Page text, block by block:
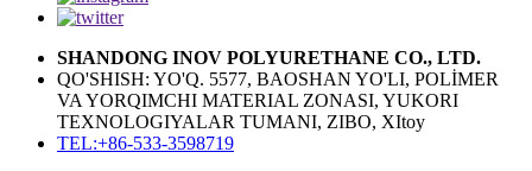
SHANDONG INOV POLYURETHANE CO., LTD.
QO'SHISH: YO'Q. 5577, BAOSHAN YO'LI, POLİMER
VA YORQIMCHI MATERIAL ZONASI, YUKORI
TEXNOLOGIYALAR TUMANI, ZIBO, XItoy
TEL:+86-533-3598719